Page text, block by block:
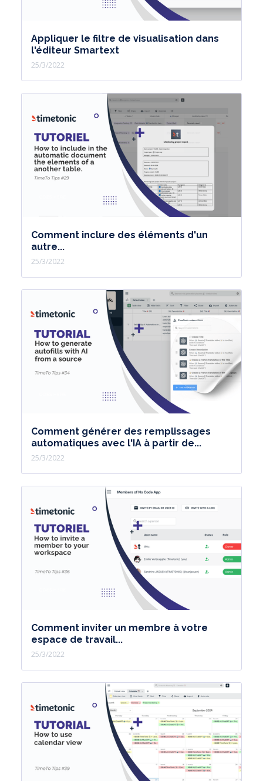
Appliquer le filtre de visualisation dans
l'éditeur Smartext
25/3/2022
Comment inclure des éléments d'un
autre...
25/3/2022
Comment générer des remplissages
automatiques avec l'IA à partir de...
25/3/2022
Comment inviter un membre à votre
espace de travail...
25/3/2022